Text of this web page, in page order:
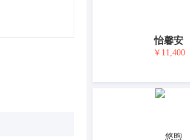
怡馨安
￥11,400